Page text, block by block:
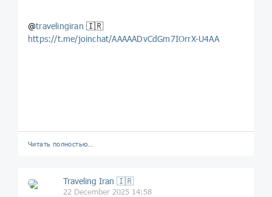
@travelingiran 🇮🇷
https://t.me/joinchat/AAAAADvCdGm7IOrrX-U4AA
Читать полностью…
Traveling Iran 🇮🇷
22 December 2025 14:58